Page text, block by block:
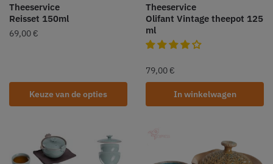
Theeservice
Reisset 150ml
69,00 €
Keuze van de opties
Theeservice
Olifant Vintage theepot 125
ml
79,00 €
In winkelwagen